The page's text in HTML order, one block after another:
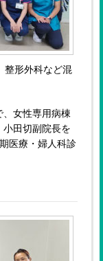
整形外科など混
女性専用病棟
小田切副院長を
医療・婦人科診